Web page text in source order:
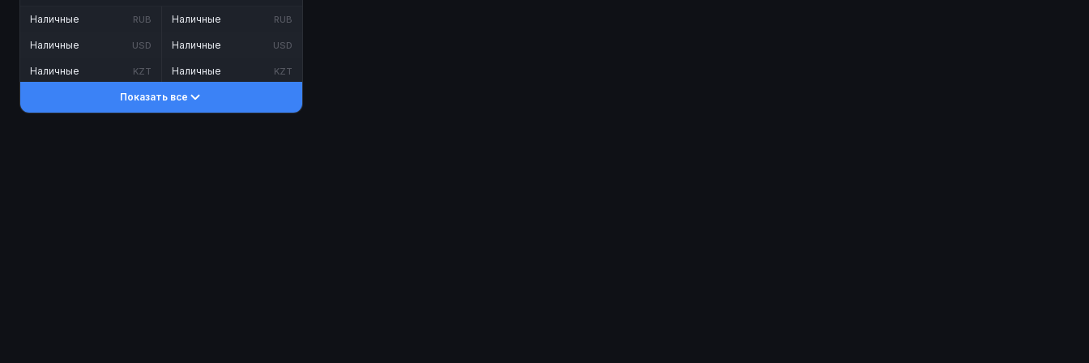
Наличные RUB
Наличные USD
Наличные KZT
Наличные RUB
Наличные USD
Наличные KZT
Показать все